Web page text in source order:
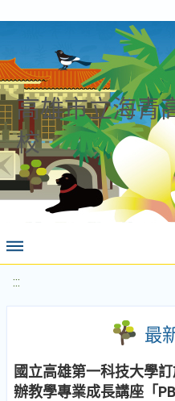
高雄市立海青
校
:::
最
國立高雄第一科技大學
辦教學專業成長講座「